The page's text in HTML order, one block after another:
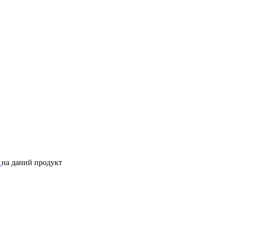
на даний продукт